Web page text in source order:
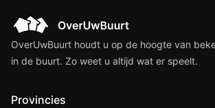
OverUwBuurt houdt u op de hoogte van
in de buurt. Zo weet u altijd wat er speelt.
Provincies